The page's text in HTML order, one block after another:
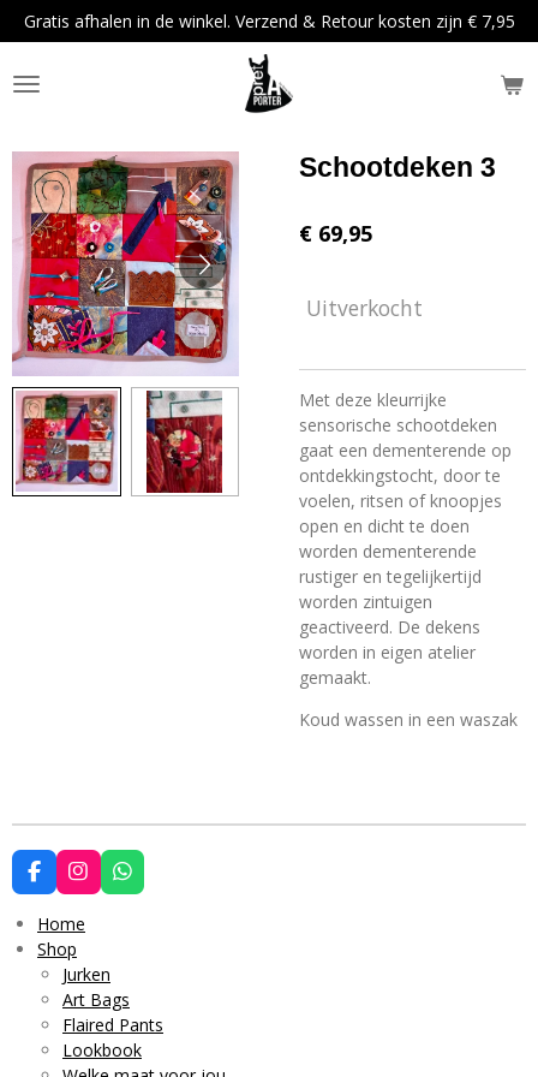
Ga
direct
naar
de
Gratis afhalen in de winkel. Verzend & Retour kosten zijn € 7,95
Schootdeken 3
€ 69,95
Uitverkocht
Met deze kleurrijke
sensorische schootdeken
gaat een dementerende op
ontdekkingstocht, door te
voelen, ritsen of knoopjes
open en dicht te doen
worden dementerende
rustiger en tegelijkertijd
worden zintuigen
geactiveerd. De dekens
worden in eigen atelier
gemaakt.
Koud wassen in een waszak
F
a
c
e
b
o
o
I
n
s
t
a
g
r
a
m
W
h
p
p
Home
Shop
Jurken
Art Bags
Flaired Pants
Lookbook